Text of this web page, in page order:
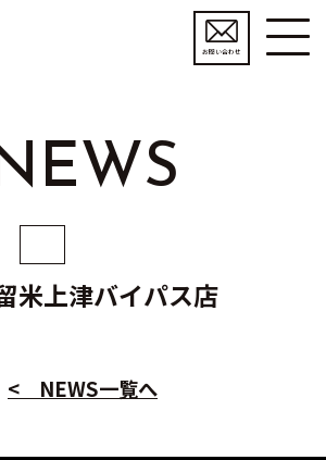
お問い合わせ
米上津バイパス店
< NEWS一覧へ